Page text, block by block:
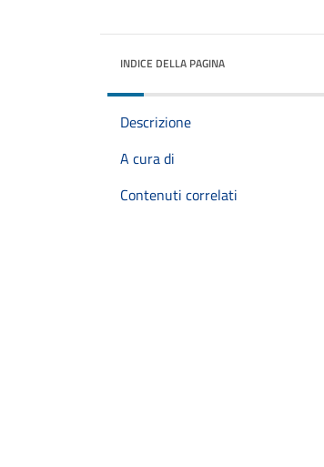
INDICE DELLA PAGINA
Descrizione
A cura di
Contenuti correlati